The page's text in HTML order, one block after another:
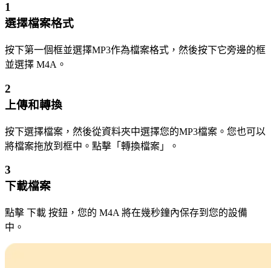
1
選擇檔案格式
按下第一個框並選擇MP3作為檔案格式，然後按下它旁邊的框
並選擇 M4A。
2
上傳和轉換
按下選擇檔案，然後從資料夾中選擇您的MP3檔案。您也可以
將檔案拖放到框中。點擊「轉換檔案」。
3
下載檔案
點擊 下載 按鈕，您的 M4A 將在幾秒鐘內保存到您的設備
中。